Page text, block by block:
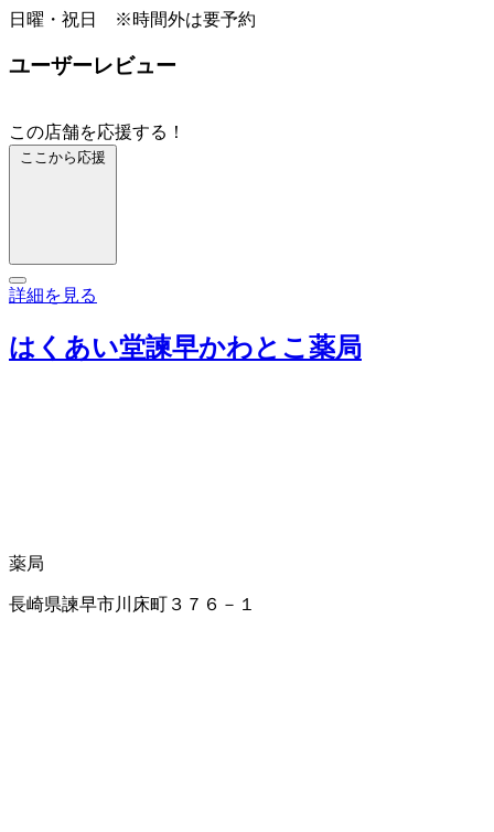
日曜・祝日 ※時間外は要予約
ユーザーレビュー
この店舗を応援する！
ここから応援
詳細を見る
はくあい堂諫早かわとこ薬局
薬局
長崎県諫早市川床町３７６－１